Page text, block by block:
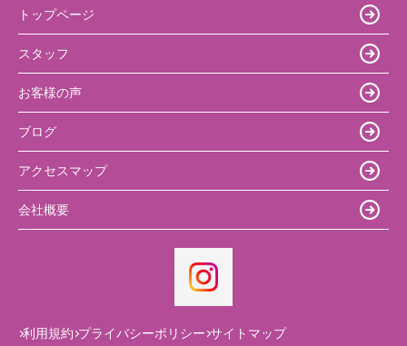
トップページ
スタッフ
お客様の声
ブログ
アクセスマップ
会社概要
利用規約 プライバシーポリシー サイトマップ